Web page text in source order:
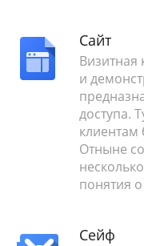
Сайт
Визитная
и
доступа.
клиентам
Отныне
понятия
Сейф